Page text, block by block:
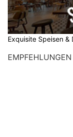
Exquisite Speisen &
EMPFEHLUNGEN